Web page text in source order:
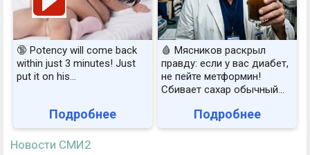
🔞 Potency will come back
within just 3 minutes! Just
put it on his…
Подробнее
🩸 Мясников раскрыл
правду: если у вас диабет,
не пейте метформин!
Сбивает сахар обычный...
Подробнее
Новости СМИ2